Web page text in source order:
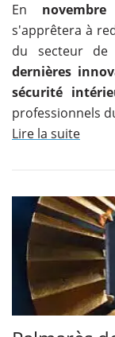
En
s'apprêtera à
du secteur
dernières
sécurité
professionnels
Lire la suite